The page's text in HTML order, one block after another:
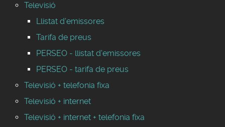
Televisió
Llistat d'emissores
Tarifa de preus
PERSEO - llistat d'emissores
PERSEO - tarifa de preus
Televisió + telefonia fixa
Televisió + internet
Televisió + internet + telefonia fixa